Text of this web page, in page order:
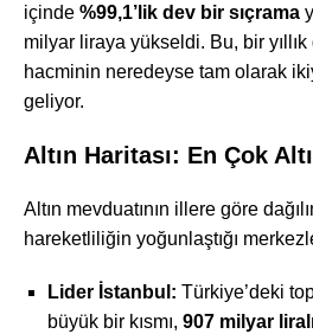
içinde %99,1’lik dev bir sıçrama
milyar liraya yükseldi. Bu, bir
hacminin neredeyse tam olarak
geliyor.
Altın Haritası: En Çok
Altın mevduatının illere göre
hareketliliğin yoğunlaştığı
Lider İstanbul: Türkiye’deki
büyük bir kısmı, 907 milyar